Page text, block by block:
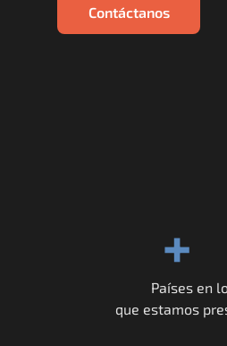
Contáctanos
+
Países en
que estamos